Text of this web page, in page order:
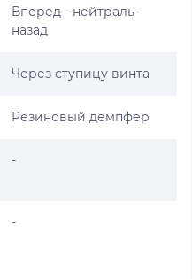
Вперед - нейтраль -
назад
Через ступицу винта
Резиновый демпфер
-
-